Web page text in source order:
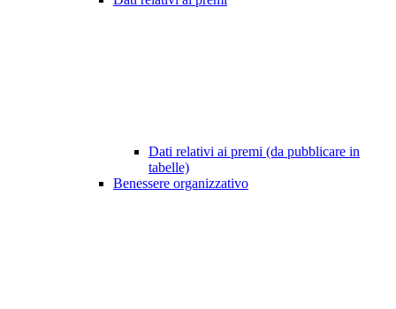
Dati relativi ai premi (da pubblicare in
tabelle)
Benessere organizzativo